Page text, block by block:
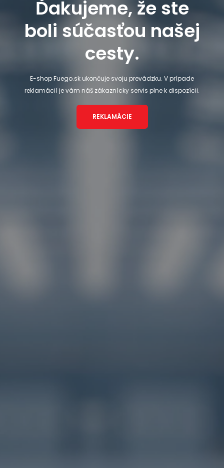
Ďakujeme, že ste
boli súčasťou našej
cesty.
E-shop Fuego.sk ukončuje svoju prevádzku. V prípade
reklamácií je vám náš zákaznícky servis plne k dispozícii.
REKLAMÁCIE